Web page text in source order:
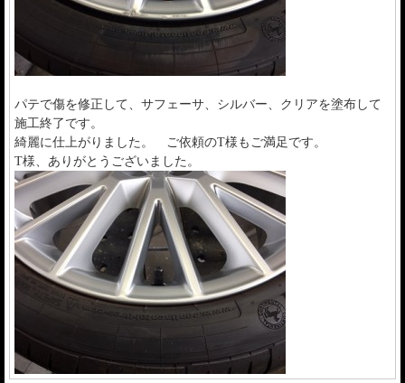
パテで傷を修正して、サフェーサ、シルバー、クリアを塗布して
施工終了です。
綺麗に仕上がりました。 ご依頼のT様もご満足です。
T様、ありがとうございました。